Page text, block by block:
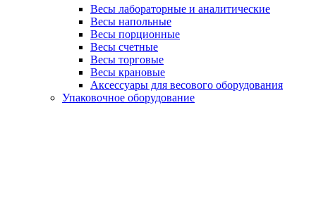
Весы лабораторные и аналитические
Весы напольные
Весы порционные
Весы счетные
Весы торговые
Весы крановые
Аксессуары для весового оборудования
Упаковочное оборудование